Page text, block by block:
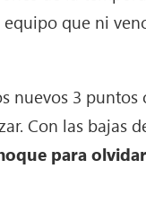
que ni
3 puntos
Con las bajas
para